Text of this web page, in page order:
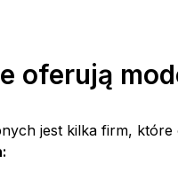
oferują
jest kilka firm,